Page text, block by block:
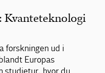
forskningen ud i
Europas